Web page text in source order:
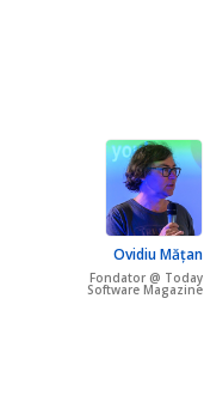
Ovidiu Mățan
Fondator @ Today
Software Magazine